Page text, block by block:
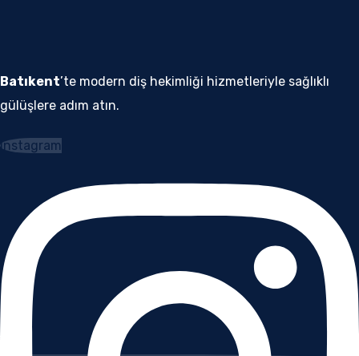
Batıkent’te modern diş hekimliği hizmetleriyle sağlıklı
gülüşlere adım atın.
Instagram